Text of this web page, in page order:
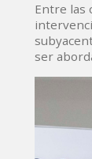
Entre las
ser